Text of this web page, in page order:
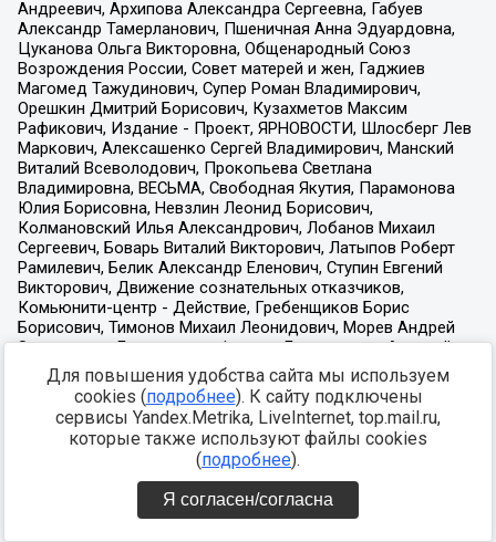
Для повышения удобства сайта мы используем
cookies (подробнее). К сайту подключены
сервисы Yandex.Metrika, LiveInternet, top.mail.ru,
которые также используют файлы cookies
(подробнее).
Я согласен/согласна